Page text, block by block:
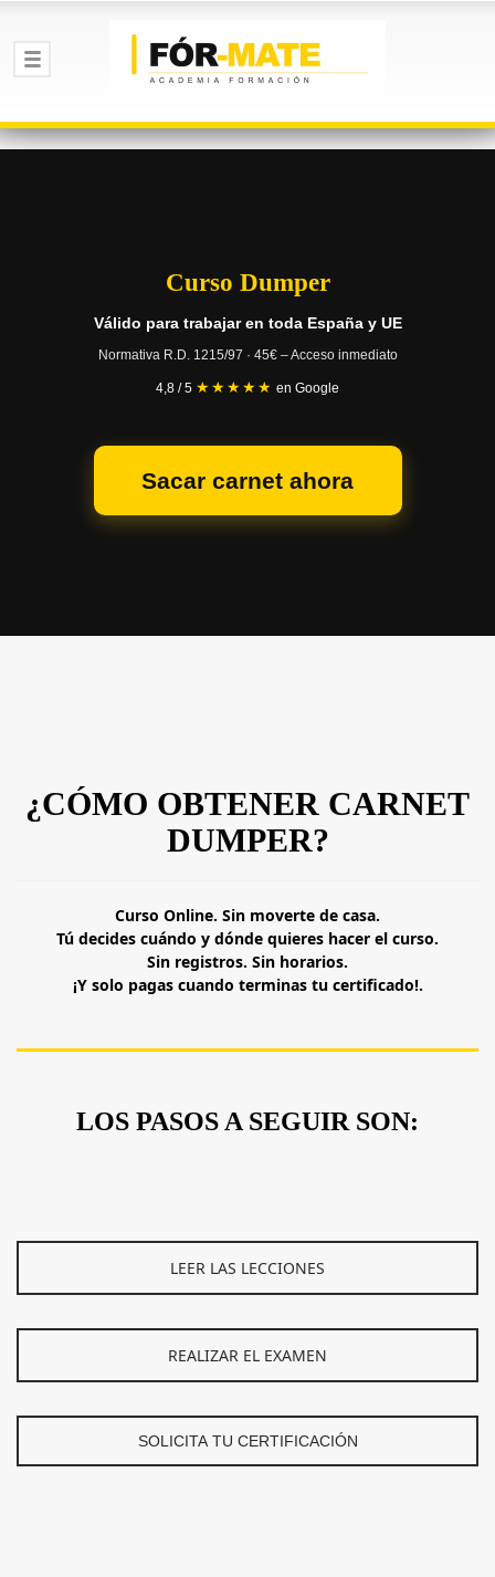
Curso Dumper
Válido para trabajar en toda España y UE
Normativa R.D. 1215/97 · 45€ – Acceso inmediato
4,8 / 5 ★★★★★ en Google
Sacar carnet ahora
¿CÓMO OBTENER CARNET
DUMPER?
Curso Online. Sin moverte de casa.
Tú decides cuándo y dónde quieres hacer el curso.
Sin registros. Sin horarios.
¡Y solo pagas cuando terminas tu certificado!.
LOS PASOS A SEGUIR SON:
LEER LAS LECCIONES
REALIZAR EL EXAMEN
SOLICITA TU CERTIFICACIÓN